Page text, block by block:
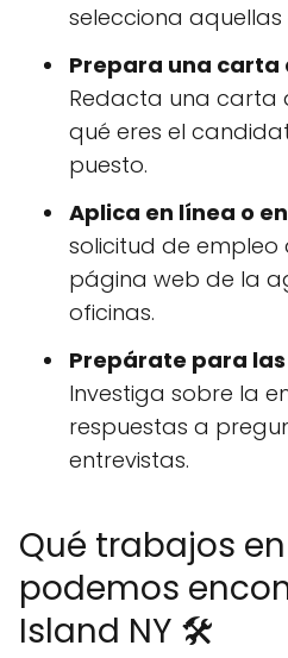
selecciona
Prepara una carta
Redacta una carta
qué eres el
puesto.
Aplica en línea o
solicitud de empleo
página web de la
oficinas.
Prepárate para
Investiga sobre la
respuestas a
entrevistas.
Qué trabajos
podemos
Island NY 🛠️